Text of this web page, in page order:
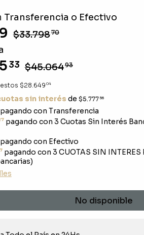
Transferencia o Efectivo
$33.79870
33 $45.06493
$28.649 04
sin interés de $5.777 56
con Transferencia
pagando con 3 Cuotas Sin Interés
con Efectivo
pagando con 3 CUOTAS SIN INTERES
No disponible